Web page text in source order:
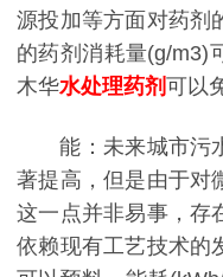
源投加等方面对药剂
的药剂消耗量(g/m3)
木华水处理药剂可以
能： 未来城市污
著提高，但是由于对
这一点并非易事，存
依赖现有工艺技术的